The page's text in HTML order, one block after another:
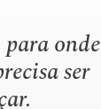
para onde
ser